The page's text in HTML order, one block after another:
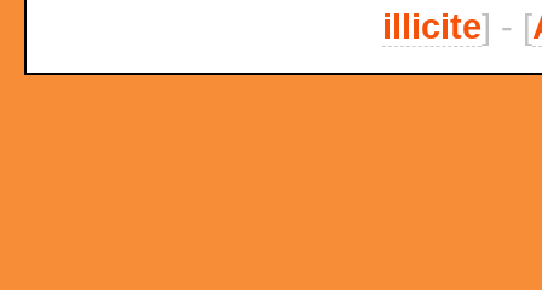
illicite] - [